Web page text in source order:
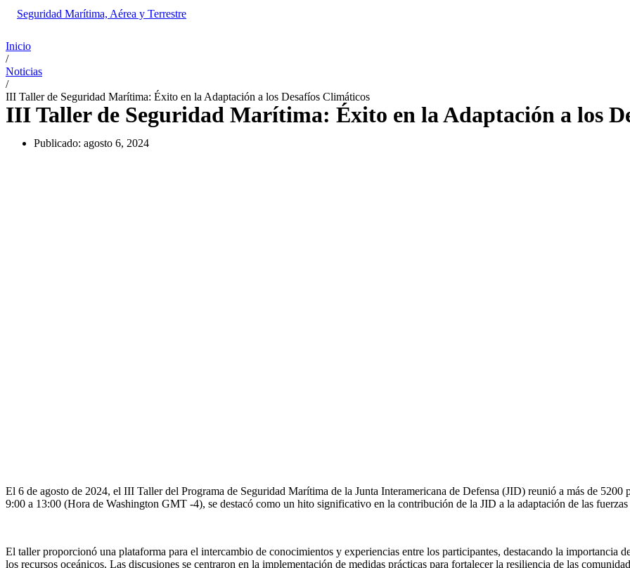
Seguridad Marítima, Aérea y Terrestre
Inicio
/
Noticias
/
III Taller de Seguridad Marítima: Éxito en la Adaptación a los Desafíos Climáticos
III Taller de Seguridad Marítima: Éxito en la Adaptación a los
Publicado: agosto 6, 2024
El 6 de agosto de 2024, el III Taller del Programa de Seguridad Marítima de la Junta Interamericana de Defensa (JID) reunió a más de 5200
9:00 a 13:00 (Hora de Washington GMT -4), se destacó como un hito significativo en la contribución de la JID a la adaptación de las
El taller proporcionó una plataforma para el intercambio de conocimientos y experiencias entre los participantes, destacando la importancia
los recursos oceánicos. Las discusiones se centraron en la implementación de medidas prácticas para fortalecer la resiliencia de las